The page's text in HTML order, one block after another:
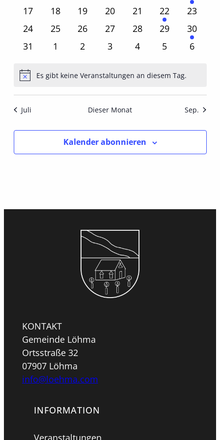
Veranstaltungen
Veranstaltungen
Veranstaltungen
Veranstaltungen
Veranstaltungen
0
Veranstaltungen
17
0
Veranstaltungen
18
0
Veranstaltungen
19
0
Veranstaltungen
20
0
Veranstaltungen
21
1
Veranstaltung
22
0
23
0
Veranstaltungen
24
0
Veranstaltungen
25
0
Veranstaltungen
26
0
Veranstaltungen
27
0
Veranstaltungen
28
0
29
1
30
0
31
0
1
0
2
0
3
0
4
0
5
0
6
HinweisEs gibt keine Veranstaltungen an diesem Tag.
Juli Dieser Monat Sep.
Kalender abonnieren
KONTAKT
Gemeinde Löhma
Ortsstraße 32
07907 Löhma
info@loehma.com
INFORMATION
Veranstaltungen